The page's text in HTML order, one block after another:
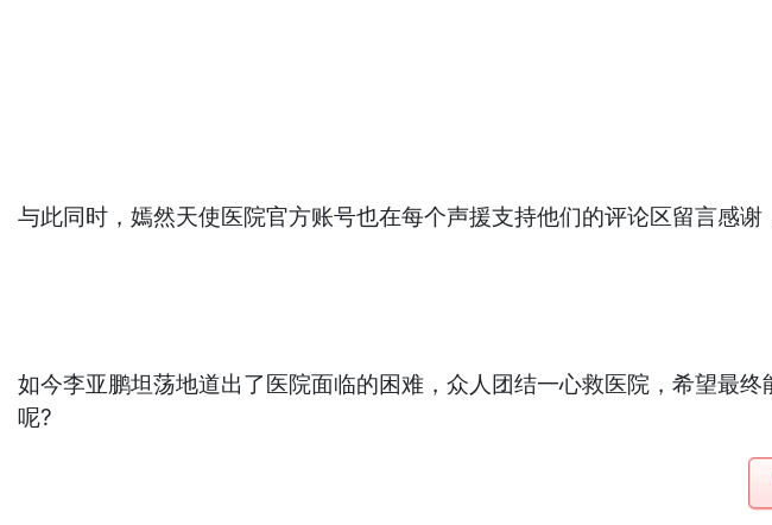
与此同时，嫣然天使医院官方账号也在每个声援支持他们的评论区留言感
如今李亚鹏坦荡地道出了医院面临的困难，众人团结一心救医院，希望最
呢?